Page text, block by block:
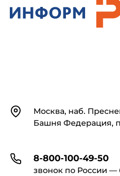
КонтактыМосква, наб.
Башня Федерация,
8-800-100-49-50
звонок по России —